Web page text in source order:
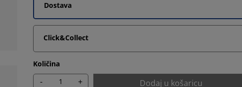
Dostava
Click&Collect
Količina
- + Dodaj u košaricu